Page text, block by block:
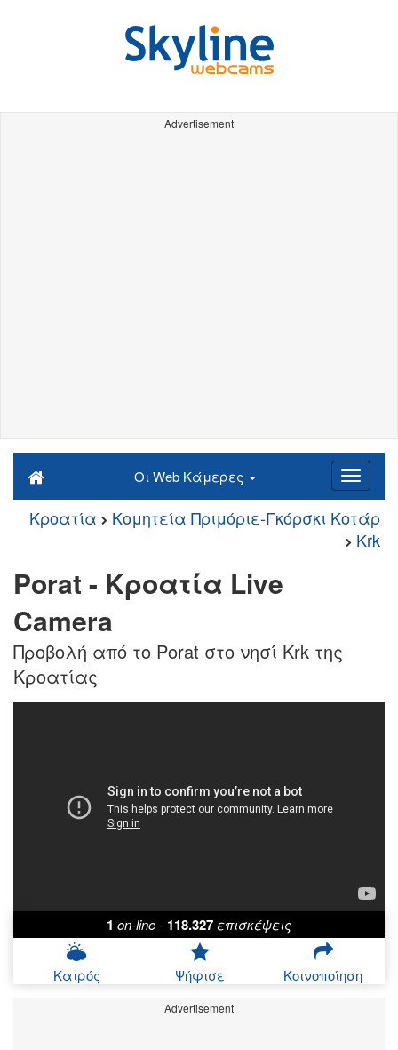
Advertisement
Οι Web Κάμερες
Κροατία
Κομητεία Πριμόριε-Γκόρσκι Κοτάρ
Krk
Porat - Κροατία Live
Camera
Προβολή από το Porat στο νησί Krk της
Κροατίας
1 on-line- 118.327επισκέψεις
Καιρός Ψήφισε Κοινοποίηση
Advertisement